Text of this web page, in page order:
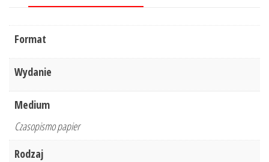
Format
Wydanie
Medium
Czasopismo papier
Rodzaj